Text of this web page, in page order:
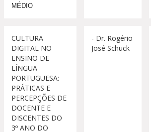
MÉDIO
CULTURA
DIGITAL NO
ENSINO DE
LÍNGUA
PORTUGUESA:
PRÁTICAS E
PERCEPÇÕES DE
DOCENTE E
DISCENTES DO
3º ANO DO
- Dr. Rogério
José Schuck